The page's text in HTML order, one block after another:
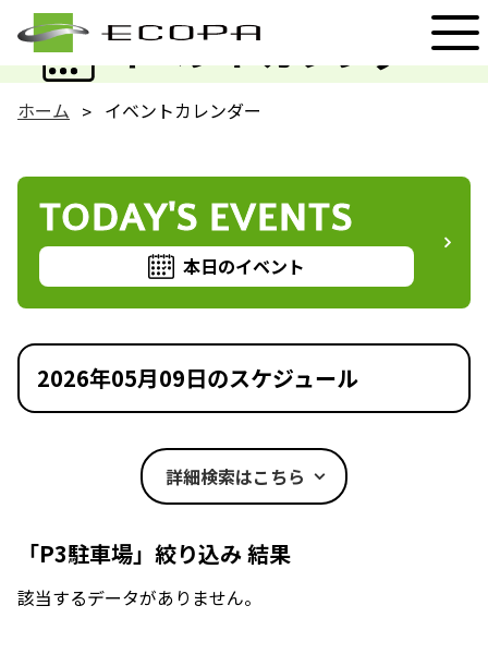
イベントカレンダー
EVENT
ホーム イベントカレンダー
TODAY'S EVENTS
本日のイベント
2026年05月09日のスケジュール
詳細検索はこちら
「P3駐車場」絞り込み 結果
該当するデータがありません。